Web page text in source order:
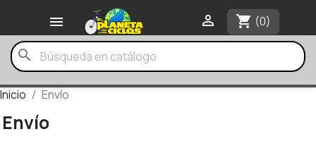
 shopping_cart (0)

search
Inicio Envío
Envío